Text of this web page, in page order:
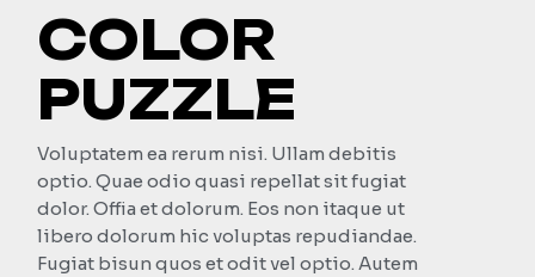
COLOR
PUZZLE
Voluptatem ea rerum nisi. Ullam debitis
optio. Quae odio quasi repellat sit fugiat
dolor. Offia et dolorum. Eos non itaque ut
libero dolorum hic voluptas repudiandae.
Fugiat bisun quos et odit vel optio. Autem